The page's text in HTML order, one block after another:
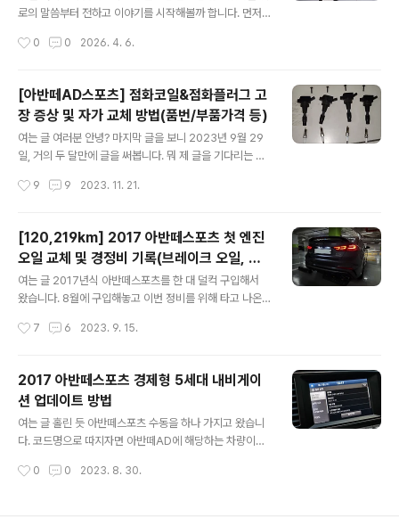
로의 말씀부터 전하고 이야기를 시작해볼까 합니다. 먼저
만한 자료가 없어 '언젠가는 꼭 자세히 포스팅한다'는 마음
페에서의 댓글 몇 자였습니다. 차량마다 좀 다를 순 있겠지
만 어쨌거나 저의 증상은갑자기 엔진 체크등이 켜지면서가
속패달을 밟아도 일정 RPM(저의 경우 대략 2,500?) 이상
오르지 않아도로에서 다른 차량들 속도를 따라갈 수가 없
다는 점이었습니다. 참고로 제 차는 2016년식 현대 아반
디드)에서 오르간 타입으로 튜닝된 차량이었습니다. 아마
0 0 2026. 4. 6.
[아반떼AD스포츠] 점화코일&점화플러그 고
장 증상 및 자가 교체 방법(품번/부품가격 등)
여는 글 여러분 안녕? 마지막 글을 보니 2023년 9월 29
일, 거의 두 달만에 글을 써봅니다. 뭐 제 글을 기다리는 분
덕에 경각심을 가지고 있었는데 마침 기록을 남겨야 하는
자기 블로그 정책을 크게 바꿔버리게 되면서 저도 피로감
이 컸고 5년 넘게 이어오던 1일 1포스팅을 잠시 내려놓고
본업에 조금 더 집중을 하는 시간을 가지고 있었습니다. 그
리고 쉬는 동안 모터스포츠 교육에 매진하고 있었고 그 이
야기를 정리해서 블로그나 인스타그램 또는 유튜브로 만나
오 상태가 너무 좋지 못하여 대안 차량을 물색하기 시작했
9 9 2023. 11. 21.
[120,219km] 2017 아반떼스포츠 첫 엔진
오일 교체 및 경정비 기록(브레이크 오일, 프
론트 브레이크 패드 교체)
여는 글 2017년식 아반떼스포츠를 한 대 덜컥 구입해서
왔습니다. 8월에 구입해놓고 이번 정비를 위해 타고 나온
채우기 위함도 있지만 나름 아껴서 타는 중인 것도 이유이
에게는 마일리지가 상당하게 느껴질지 모르겠지만 30만k
m를 목전에 두고 있는 차도 가지고 있는 입장에서 '이제 딱
길들이기가 잘됐겠군' 이 정도로 느껴집니다. 아무튼 이 차
를 구입하게 된 계기에 대해서는 별도로 포스팅에서 다룰
예정이고 오늘은 저의 정비 시점을 잡기 위해 차량을 사온
면서 추가적인 정비인 브레이크 오일 교체와 프론트 브레
7 6 2023. 9. 15.
2017 아반떼스포츠 경제형 5세대 내비게이
션 업데이트 방법
여는 글 홀린 듯 아반떼스포츠 수동을 하나 가지고 왔습니
다. 코드명으로 따지자면 아반떼AD에 해당하는 차량이고
겠지요. 다만 아반떼XD에서도 5도어 해치백을 동일한 이
0 0 2023. 8. 30.